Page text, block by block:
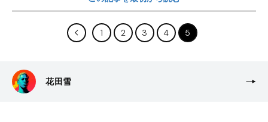
1 2 3 4 5
花田雪